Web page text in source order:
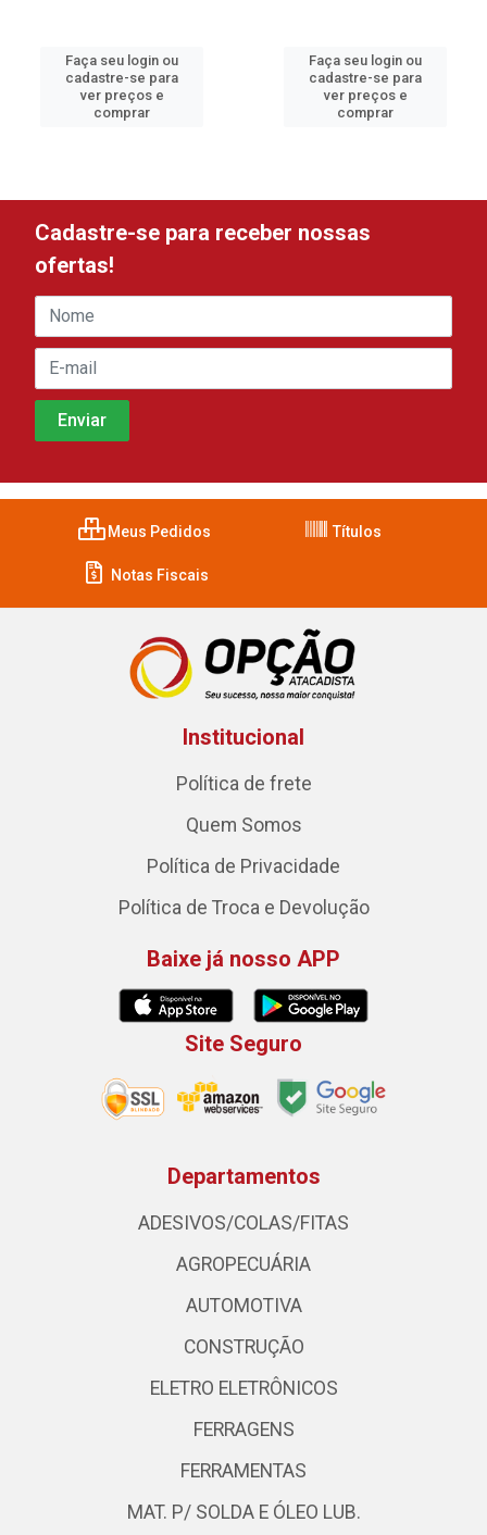
Faça seu login ou
cadastre-se para
ver preços e
comprar
Faça seu login ou
cadastre-se para
ver preços e
comprar
Cadastre-se para receber nossas
ofertas!
Meus Pedidos Títulos
Notas Fiscais
Institucional
Política de frete
Quem Somos
Política de Privacidade
Política de Troca e Devolução
Baixe já nosso APP
Site Seguro
Departamentos
ADESIVOS/COLAS/FITAS
AGROPECUÁRIA
AUTOMOTIVA
CONSTRUÇÃO
ELETRO ELETRÔNICOS
FERRAGENS
FERRAMENTAS
MAT. P/ SOLDA E ÓLEO LUB.